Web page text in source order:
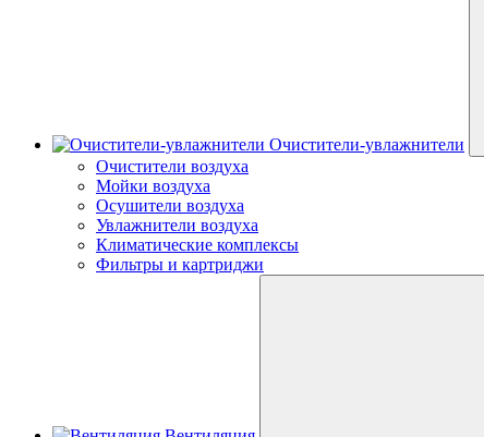
Очистители-увлажнители
Очистители воздуха
Мойки воздуха
Осушители воздуха
Увлажнители воздуха
Климатические комплексы
Фильтры и картриджи